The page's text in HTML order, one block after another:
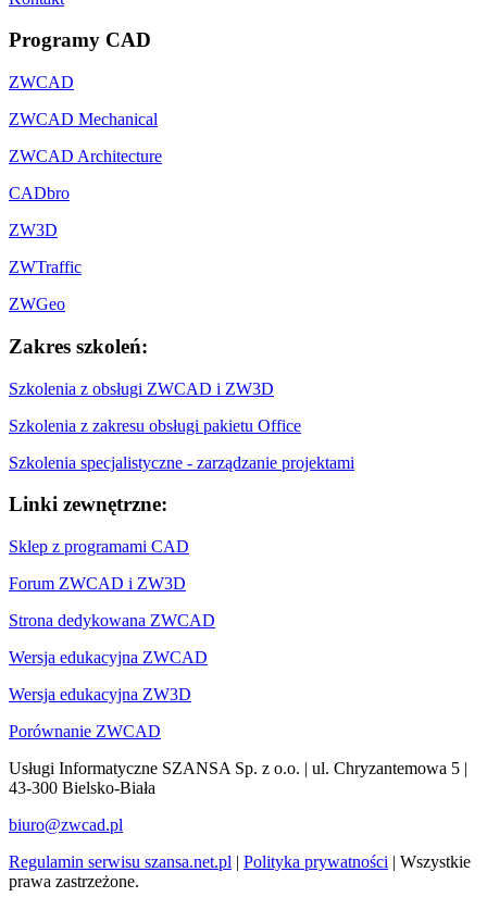
Programy CAD
ZWCAD
ZWCAD Mechanical
ZWCAD Architecture
CADbro
ZW3D
ZWTraffic
ZWGeo
Zakres szkoleń:
Szkolenia z obsługi ZWCAD i ZW3D
Szkolenia z zakresu obsługi pakietu Office
Szkolenia specjalistyczne - zarządzanie projektami
Linki zewnętrzne:
Sklep z programami CAD
Forum ZWCAD i ZW3D
Strona dedykowana ZWCAD
Wersja edukacyjna ZWCAD
Wersja edukacyjna ZW3D
Porównanie ZWCAD
Usługi Informatyczne SZANSA Sp. z o.o. | ul. Chryzantemowa 5 |
43-300 Bielsko-Biała
biuro@zwcad.pl
Regulamin serwisu szansa.net.pl | Polityka prywatności | Wszystkie
prawa zastrzeżone.